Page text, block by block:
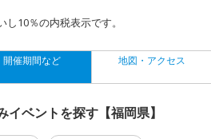
10％の内税表示です。
開催期間など 地図・アクセス
イベントを探す【福岡県】